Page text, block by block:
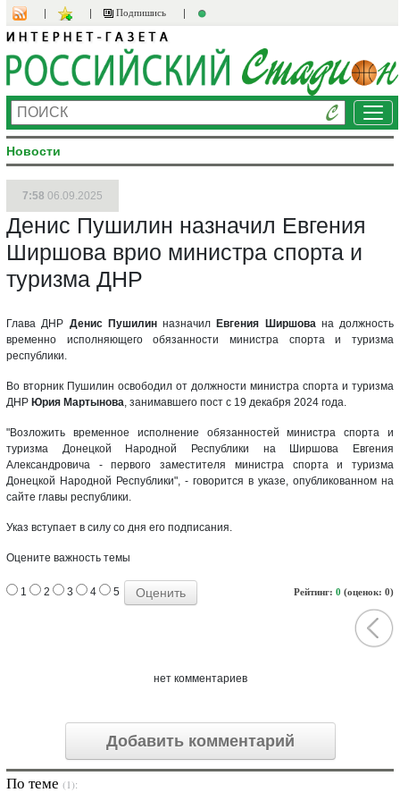
Подпишись
Новости
7:58 06.09.2025
Денис Пушилин назначил Евгения
Ширшова врио министра спорта и
туризма ДНР
Глава ДНР Денис Пушилинназначил Евгения Ширшована должность
временно исполняющего обязанности министра спорта и туризма
республики.
Во вторник Пушилин освободил от должности министра спорта и туризма
ДНР Юрия Мартынова, занимавшего пост с 19 декабря 2024 года.
"Возложить временное исполнение обязанностей министра спорта и
туризма Донецкой Народной Республики на Ширшова Евгения
Александровича - первого заместителя министра спорта и туризма
Донецкой Народной Республики", - говорится в указе, опубликованном на
сайте главы республики.
Указ вступает в силу со дня его подписания.
Оцените важность темы
Рейтинг: 0 (оценок: 0)
1 2 3 4 5
нет комментариев
Добавить комментарий
По теме (1):